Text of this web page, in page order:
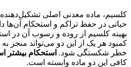
کلسیم، ماده معدنی اصلی
بهینه کلسیم از روده و رسوب آن در
کمبود هر یک از این دو می‌تواند منجر
خطر شکستگی شود. استحکام بیشتر
کافی این دو ماده وابسته است.